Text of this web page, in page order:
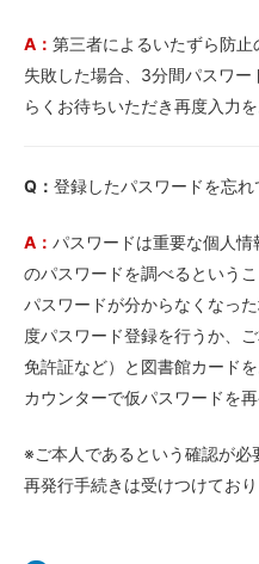
A： 第三者によるいたずら防
失敗した場合、3分間パスワ
らくお待ちいただき再度入力を
Q： 登録したパスワードを忘
A： パスワードは重要な個人
のパスワードを調べるという
パスワードが分からなくなっ
度パスワード登録を行うか、
免許証など）と図書館カード
カウンターで仮パスワードを再
※ご本人であるという確認が必
再発行手続きは受けつけてお